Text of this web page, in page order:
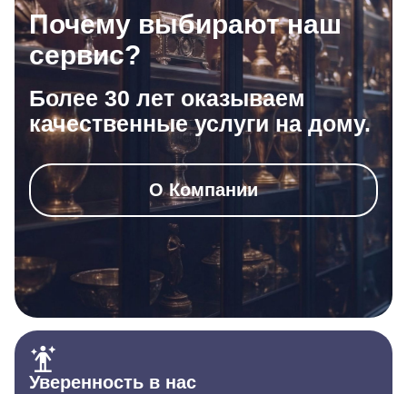
Почему выбирают наш
сервис?
Более 30 лет оказываем
качественные услуги на дому.
О Компании
Уверенность в нас